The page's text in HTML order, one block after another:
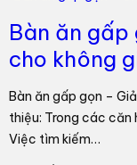
Bàn ăn
cho không
Bàn ăn gấp gọn –
thiệu: Trong các căn
Việc tìm kiếm…